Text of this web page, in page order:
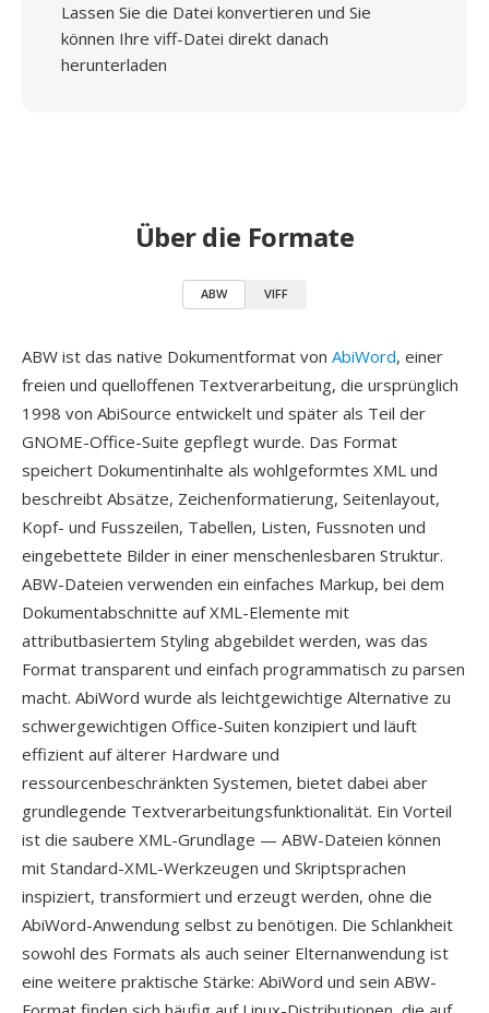
Lassen Sie die Datei konvertieren und Sie
können Ihre viff-Datei direkt danach
herunterladen
Über die Formate
ABW VIFF
ABW ist das native Dokumentformat von AbiWord, einer
freien und quelloffenen Textverarbeitung, die ursprünglich
1998 von AbiSource entwickelt und später als Teil der
GNOME-Office-Suite gepflegt wurde. Das Format
speichert Dokumentinhalte als wohlgeformtes XML und
beschreibt Absätze, Zeichenformatierung, Seitenlayout,
Kopf- und Fusszeilen, Tabellen, Listen, Fussnoten und
eingebettete Bilder in einer menschenlesbaren Struktur.
ABW-Dateien verwenden ein einfaches Markup, bei dem
Dokumentabschnitte auf XML-Elemente mit
attributbasiertem Styling abgebildet werden, was das
Format transparent und einfach programmatisch zu parsen
macht. AbiWord wurde als leichtgewichtige Alternative zu
schwergewichtigen Office-Suiten konzipiert und läuft
effizient auf älterer Hardware und
ressourcenbeschränkten Systemen, bietet dabei aber
grundlegende Textverarbeitungsfunktionalität. Ein Vorteil
ist die saubere XML-Grundlage — ABW-Dateien können
mit Standard-XML-Werkzeugen und Skriptsprachen
inspiziert, transformiert und erzeugt werden, ohne die
AbiWord-Anwendung selbst zu benötigen. Die Schlankheit
sowohl des Formats als auch seiner Elternanwendung ist
eine weitere praktische Stärke: AbiWord und sein ABW-